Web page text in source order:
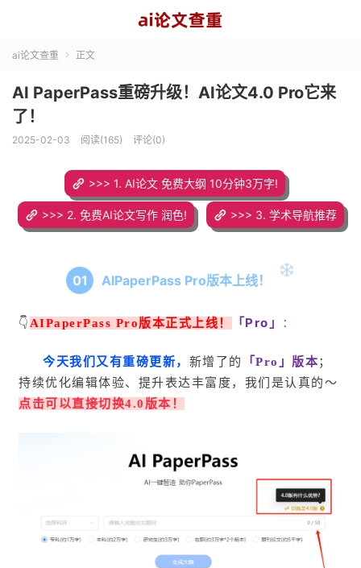
ai论文查重  正文
AI PaperPass重磅升级！AI论文4.0 Pro它来
了！
2025-02-03 阅读(165) 评论(0)
>>> 1. AI论文 免费大纲 10分钟3万字!
>>> 2. 免费AI论文写作 润色! >>> 3. 学术导航推荐
01 AIPaperPass Pro版本上线！
👇 AIPaperPass Pro版本正式上线！ 「Pro」 ：
今天我们又有重磅更新， 新增了的 「Pro」版本；
持续优化编辑体验、提升表达丰富度，我们是认真的～
点击可以直接切换4.0版本！